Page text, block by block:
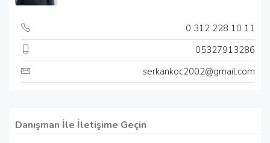
0 312 228 10 11
05327913286
serkankoc2002@gmail.com
Danışman İle İletişime Geçin